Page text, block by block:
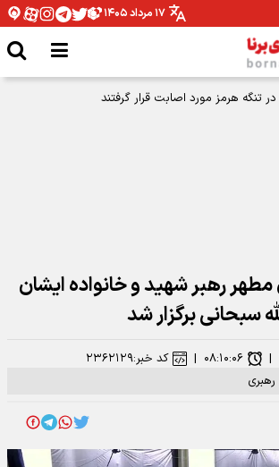
۱۷ مرداد ۱۴۰۵
هدف موشک‌های بالستیک قرار گرفت
مطهر رهبر شهید و خانواده ایشان
سبحانی برگزار شد
رهبری
| ۰۸:۱۰:۰۶ | کد خبر:۲۳۶۲۱۲۹